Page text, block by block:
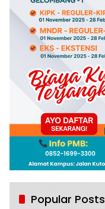
Popular Posts